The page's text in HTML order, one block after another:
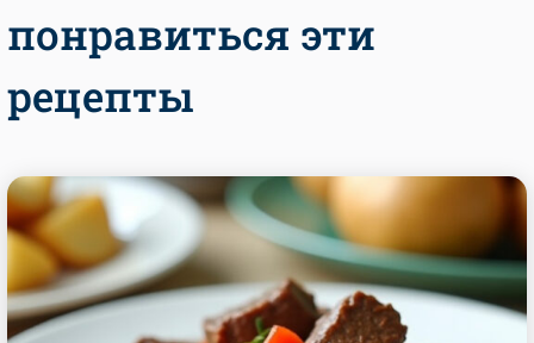
понравиться эти
рецепты